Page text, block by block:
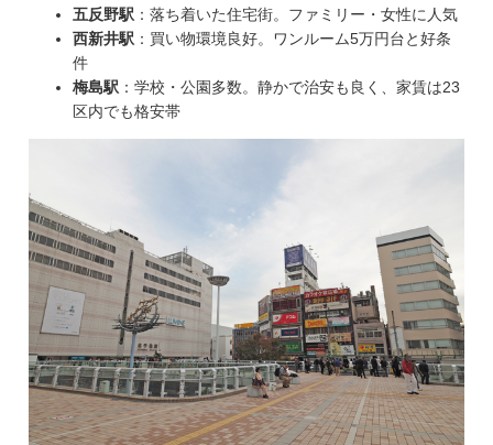
五反野駅 ：落ち着いた住宅街。ファミリー・女性に人気
西新井駅 ：買い物環境良好。ワンルーム5万円台と好条
件
梅島駅 ：学校・公園多数。静かで治安も良く、家賃は23
区内でも格安帯